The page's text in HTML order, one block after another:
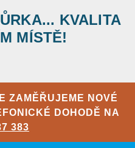
KVALITA
MÍSTĚ!
ZAMĚŘUJEME NOVÉ
DOHODĚ NA
383